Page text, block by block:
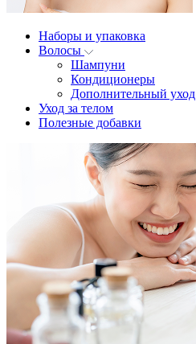
Наборы и упаковка
Волосы
Шампуни
Кондиционеры
Дополнительный уход
Уход за телом
Полезные добавки